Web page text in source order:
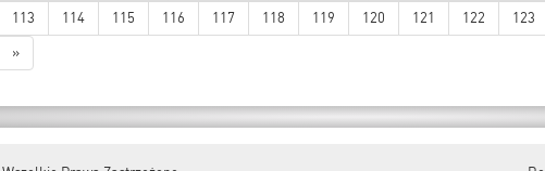
113 114 115 116 117 118 119 120 121 122 123
»